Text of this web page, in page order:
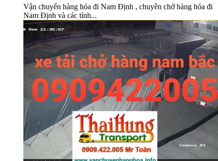
Vận chuyển hàng hóa đi Nam Định , chuyên chở hàng hóa đi
Nam Định và các tỉnh...